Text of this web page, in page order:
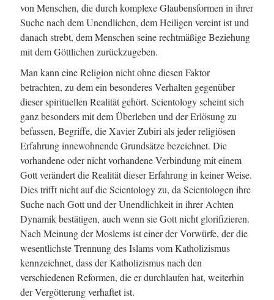
von Menschen, die durch komplexe Glaubensformen in ihrer
Suche nach dem Unendlichen, dem Heiligen vereint ist und
danach strebt, dem Menschen seine rechtmäßige Beziehung
mit dem Göttlichen zurückzugeben.
Man kann eine Religion nicht ohne diesen Faktor
betrachten, zu dem ein besonderes Verhalten gegenüber
dieser spirituellen Realität gehört. Scientology scheint sich
ganz besonders mit dem Überleben und der Erlösung zu
befassen, Begriffe, die Xavier Zubiri als jeder religiösen
Erfahrung innewohnende Grundsätze bezeichnet. Die
vorhandene oder nicht vorhandene Verbindung mit einem
Gott verändert die Realität dieser Erfahrung in keiner Weise.
Dies trifft nicht auf die Scientology zu, da Scientologen ihre
Suche nach Gott und der Unendlichkeit in ihrer Achten
Dynamik bestätigen, auch wenn sie Gott nicht glorifizieren.
Nach Meinung der Moslems ist einer der Vorwürfe, der die
wesentlichste Trennung des Islams vom Katholizismus
kennzeichnet, dass der Katholizismus nach den
verschiedenen Reformen, die er durchlaufen hat, weiterhin
der Vergötterung verhaftet ist.